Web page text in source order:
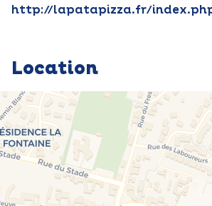
http://lapatapizza.fr/
Location